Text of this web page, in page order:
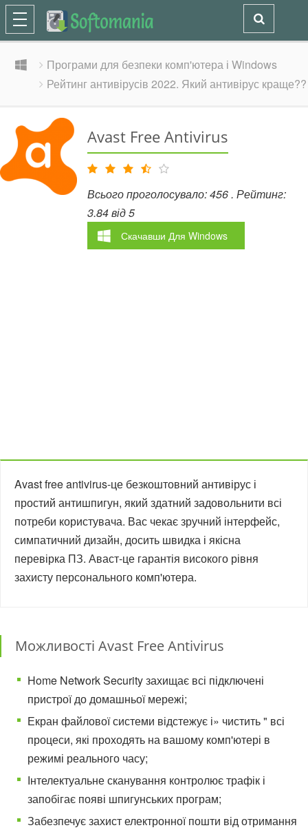
Програми для безпеки комп'ютера і Windows
Рейтинг антивірусів 2022. Який антивірус краще??
Avast Free Antivirus
Всього проголосувало:456. Рейтинг:
3.84від5
Скачавши Для Windows
Avast free antivirus-це безкоштовний антивірус і
простий антишпигун, який здатний задовольнити всі
потреби користувача. Вас чекає зручний інтерфейс,
симпатичний дизайн, досить швидка і якісна
перевірка ПЗ. Аваст-це гарантія високого рівня
захисту персонального комп'ютера.
Можливості Avast Free Antivirus
Home Network Security захищає всі підключені
пристрої до домашньої мережі;
Екран файлової системи відстежує і» чистить " всі
процеси, які проходять на вашому комп'ютері в
режимі реального часу;
Інтелектуальне сканування контролює трафік і
запобігає появі шпигунських програм;
Забезпечує захист електронної пошти від отримання